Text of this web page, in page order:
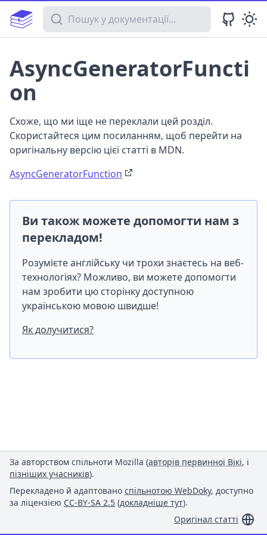
Пошук у документації
AsyncGeneratorFuncti
on
Схоже, що ми іще не переклали цей розділ.
Скористайтеся цим посиланням, щоб перейти на
оригінальну версію цієї статті в MDN.
AsyncGeneratorFunction
Ви також можете допомогти нам з
перекладом!
Розумієте англійську чи трохи знаєтесь на веб-
технологіях? Можливо, ви можете допомогти
нам зробити цю сторінку доступною
українською мовою швидше!
Як долучитися?
За авторством спільноти Mozilla (авторів первинної Вікі, і
пізніших учасників).
Перекладено й адаптовано спільнотою WebDoky, доступно
за ліцензією CC-BY-SA 2.5 (докладніше тут).
Оригінал статті